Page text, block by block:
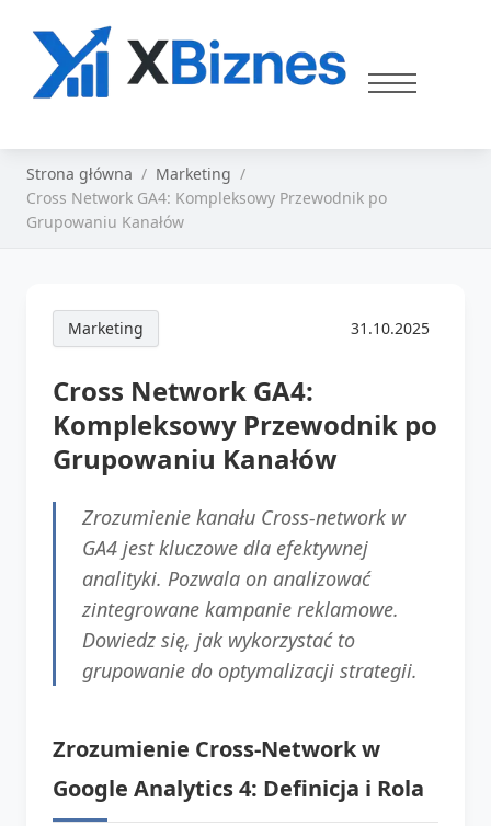
Strona główna
Marketing
Cross Network GA4: Kompleksowy Przewodnik po
Grupowaniu Kanałów
Marketing 31.10.2025
Cross Network GA4:
Kompleksowy Przewodnik po
Grupowaniu Kanałów
Zrozumienie kanału Cross-network w
GA4 jest kluczowe dla efektywnej
analityki. Pozwala on analizować
zintegrowane kampanie reklamowe.
Dowiedz się, jak wykorzystać to
grupowanie do optymalizacji strategii.
Zrozumienie Cross-Network w
Google Analytics 4: Definicja i Rola